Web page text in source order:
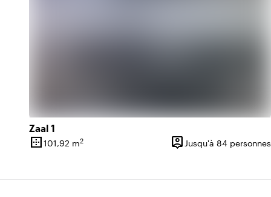
Zaal 1
border_outer
Superficie
101,92 m2 person_pin
Capacité
Jusqu'à 84 personnes